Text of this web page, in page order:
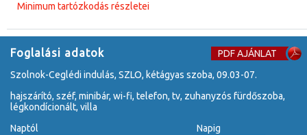
Minimum tartózkodás részletei
Foglalási adatok
PDF AJÁNLAT
Szolnok-Ceglédi indulás, SZLO, kétágyas szoba, 09.03-07.
hajszárító, széf, minibár, wi-fi, telefon, tv, zuhanyzós fürdőszoba,
légkondícionált, villa
Naptól
Napig